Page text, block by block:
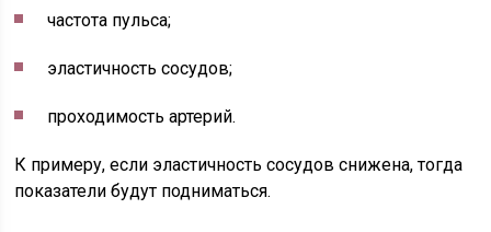
частота пульса;
эластичность сосудов;
проходимость артерий.
К примеру, если эластичность сосудов снижена, тогда
показатели будут подниматься.